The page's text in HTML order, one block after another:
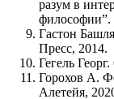
разум в
Гастон
Пресс, 2014.
Гегель
Горохов А.
Алетейя,